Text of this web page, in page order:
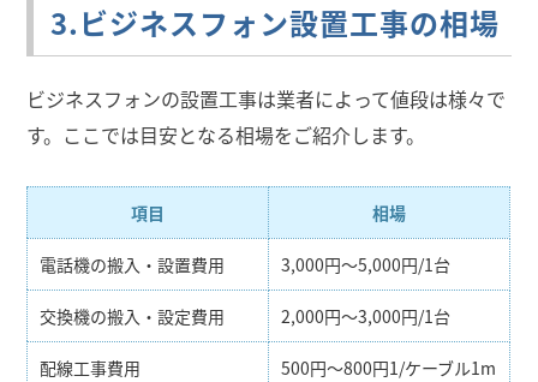
3.ビジネスフォン設置工事の相場
ビジネスフォンの設置工事は業者によって値段は様々で
す。ここでは目安となる相場をご紹介します。
項目 相場
電話機の搬入・設置費用 3,000円～5,000円/1台
交換機の搬入・設定費用 2,000円～3,000円/1台
配線工事費用 500円～800円1/ケーブル1m